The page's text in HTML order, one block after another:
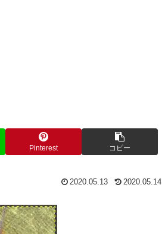
Pinterest コピー
2020.05.13 2020.05.14